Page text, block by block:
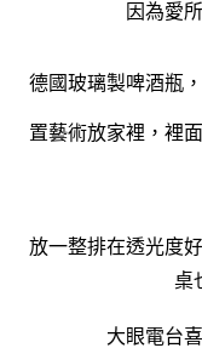
因為愛
德國玻璃製啤酒瓶
置藝術放家裡，裡
放一整排在透光度
桌
大眼電台